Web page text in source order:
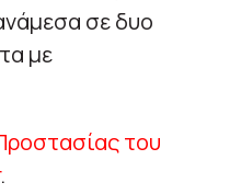
σε δυο
με
του
.